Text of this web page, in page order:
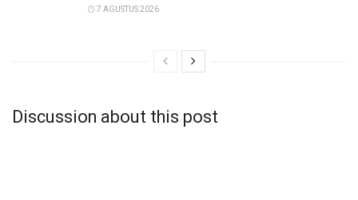
7 AGUSTUS 2026
Discussion about this post